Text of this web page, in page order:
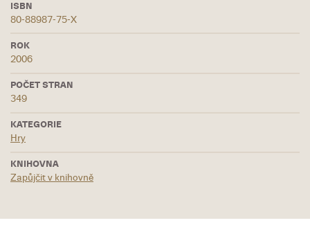
ISBN
80-88987-75-X
ROK
2006
POČET STRAN
349
KATEGORIE
Hry
KNIHOVNA
Zapůjčit v knihovně